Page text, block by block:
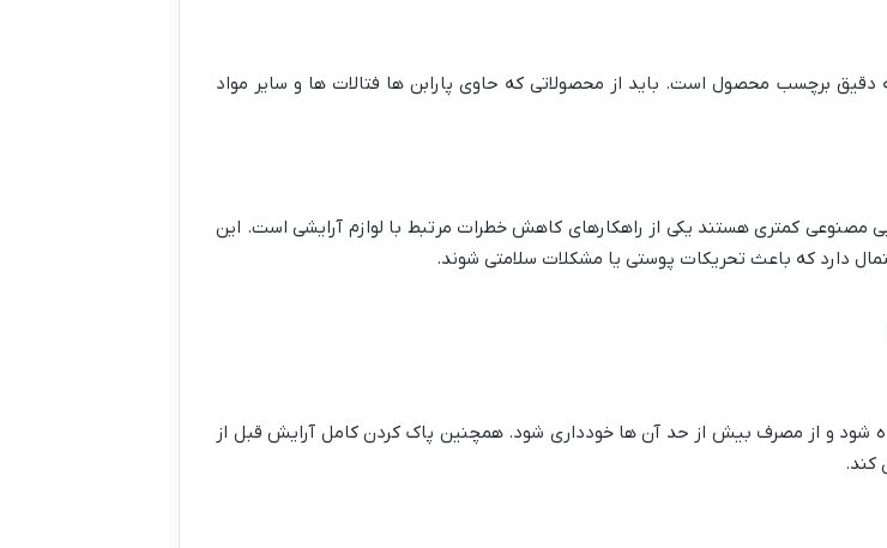
دقیق برچسب محصول است. باید از محصولاتی که حاوی پارابن ها فتالات ها و سایر مواد
مصنوعی کمتری هستند یکی از راهکارهای کاهش خطرات مرتبط با لوازم آرایشی است. این
دارد که باعث تحریکات پوستی یا مشکلات سلامتی شوند.
شود و از مصرف بیش از حد آن ها خودداری شود. همچنین پاک کردن کامل آرایش قبل از
کند.